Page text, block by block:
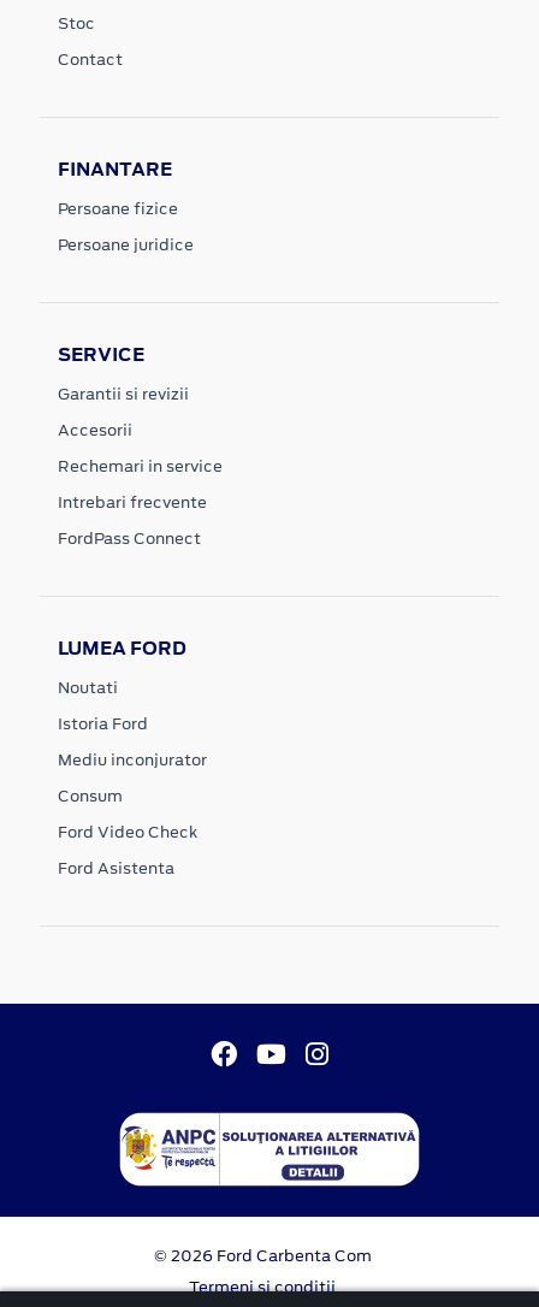
Stoc
Contact
FINANTARE
Persoane fizice
Persoane juridice
SERVICE
Garantii si revizii
Accesorii
Rechemari in service
Intrebari frecvente
FordPass Connect
LUMEA FORD
Noutati
Istoria Ford
Mediu inconjurator
Consum
Ford Video Check
Ford Asistenta
© 2026 Ford Carbenta Com
Termeni si conditii